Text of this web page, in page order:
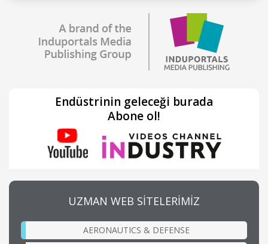
Endüstrinin geleceği burada
Abone ol!
UZMAN WEB SİTELERİMİZ
AERONAUTICS & DEFENSE